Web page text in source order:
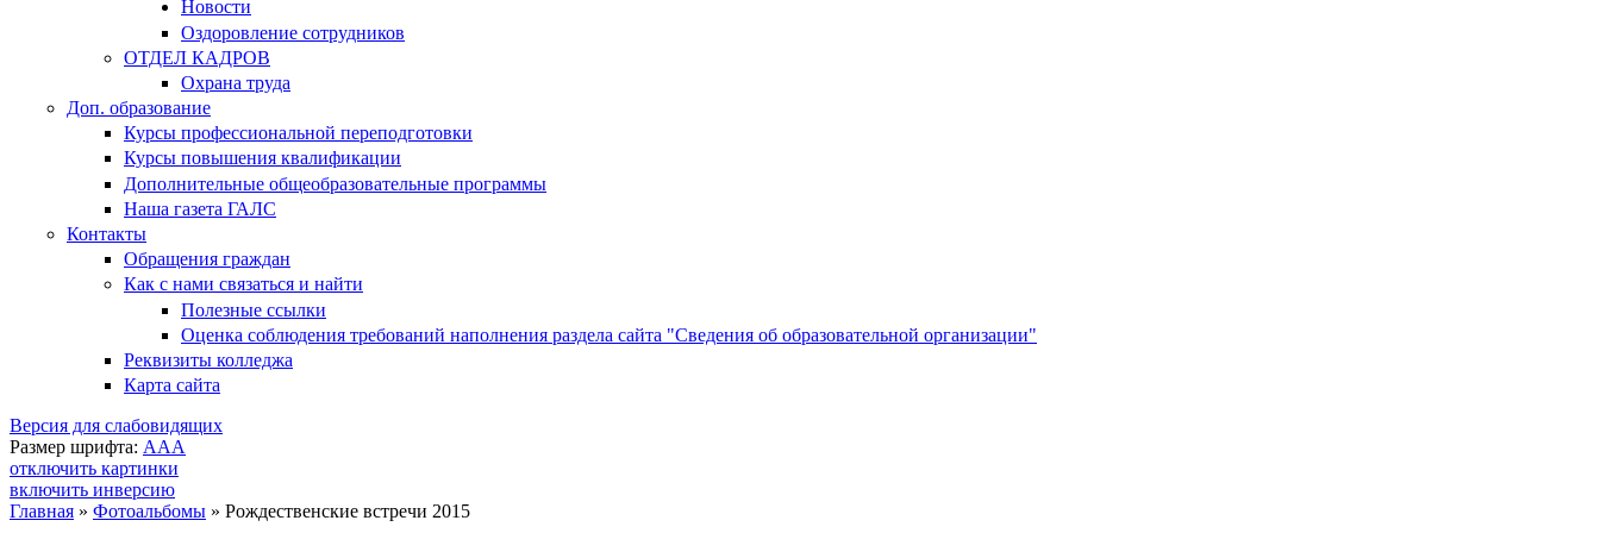
Новости
Оздоровление сотрудников
ОТДЕЛ КАДРОВ
Охрана труда
Доп. образование
Курсы профессиональной переподготовки
Курсы повышения квалификации
Дополнительные общеобразовательные программы
Наша газета ГАЛС
Контакты
Обращения граждан
Как с нами связаться и найти
Полезные ссылки
Оценка соблюдения требований наполнения раздела сайта "Сведения об образовательной организации"
Реквизиты колледжа
Карта сайта
Версия для слабовидящих
Размер шрифта: AAA
отключить картинки
включить инверсию
Главная » Фотоальбомы » Рождественские встречи 2015